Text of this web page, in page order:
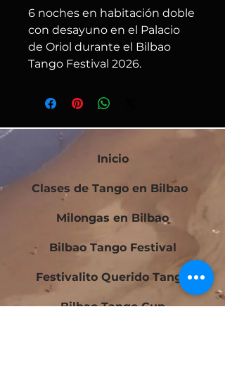
6 noches en habitación doble
con desayuno en el Palacio
de Oriol durante el Bilbao
Tango Festival 2026.
Inicio
Clases de Tango en Bilbao
Milongas en Bilbao
Bilbao Tango Festival
Festivalito Querido Tango
Bilbao Tango Cup